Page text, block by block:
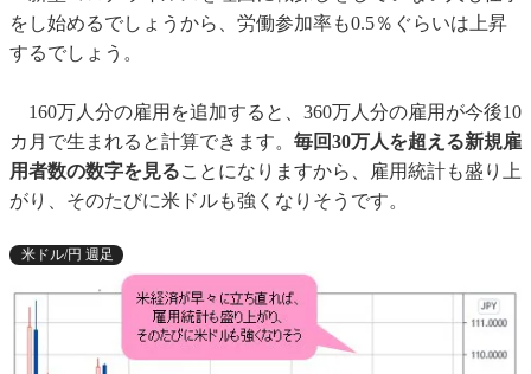
をし始めるでしょうから、労働参加率も0.5％ぐらいは上昇
するでしょう。
160万人分の雇用を追加すると、360万人分の雇用が今後10
カ月で生まれると計算できます。 毎回30万人を超える新規雇
用者数の数字を見ることになりますから、雇用統計も盛り上
がり、そのたびに米ドルも強くなりそうです。
米ドル/円 週足